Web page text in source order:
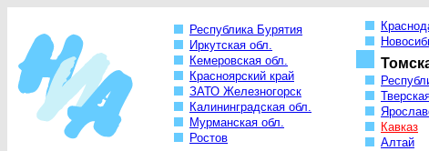
Республика Бурятия
Иркутская обл.
Кемеровская обл.
Красноярский край
ЗАТО Железногорск
Калининградская обл.
Мурманская обл.
Ростов
Кавказ
Алтай